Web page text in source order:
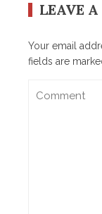
LEAVE A
Your email
fields are